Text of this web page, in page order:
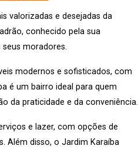
valorizadas e desejadas da
conhecido pela sua
moradores.
modernos e sofisticados, com
é um bairro ideal para quem
da praticidade e da conveniência.
e lazer, com opções de
Além disso, o Jardim Karaíba